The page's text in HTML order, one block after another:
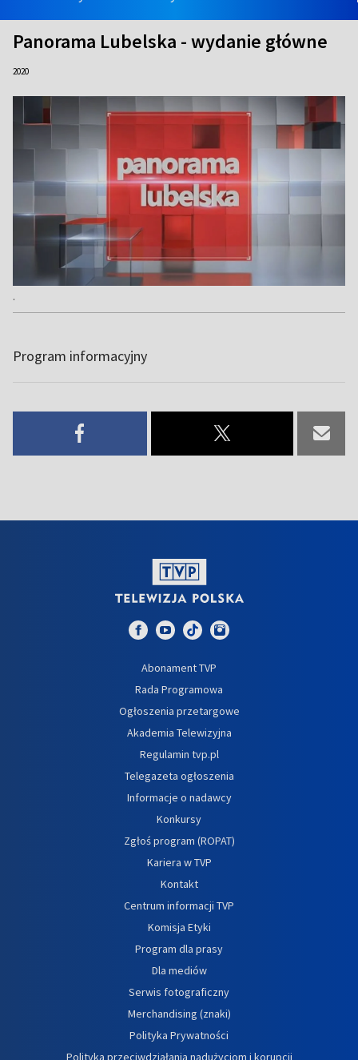
Panorama Lubelska - wydanie główne
2020
.
Program informacyjny
Abonament TVP
Rada Programowa
Ogłoszenia przetargowe
Akademia Telewizyjna
Regulamin tvp.pl
Telegazeta ogłoszenia
Informacje o nadawcy
Konkursy
Zgłoś program (ROPAT)
Kariera w TVP
Kontakt
Centrum informacji TVP
Komisja Etyki
Program dla prasy
Dla mediów
Serwis fotograficzny
Merchandising (znaki)
Polityka Prywatności
Polityka przeciwdziałania nadużyciom i korupcji